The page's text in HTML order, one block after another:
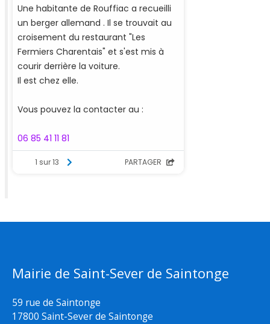
Mairie de Saint-Sever de Saintonge
59 rue de Saintonge
17800 Saint-Sever de Saintonge